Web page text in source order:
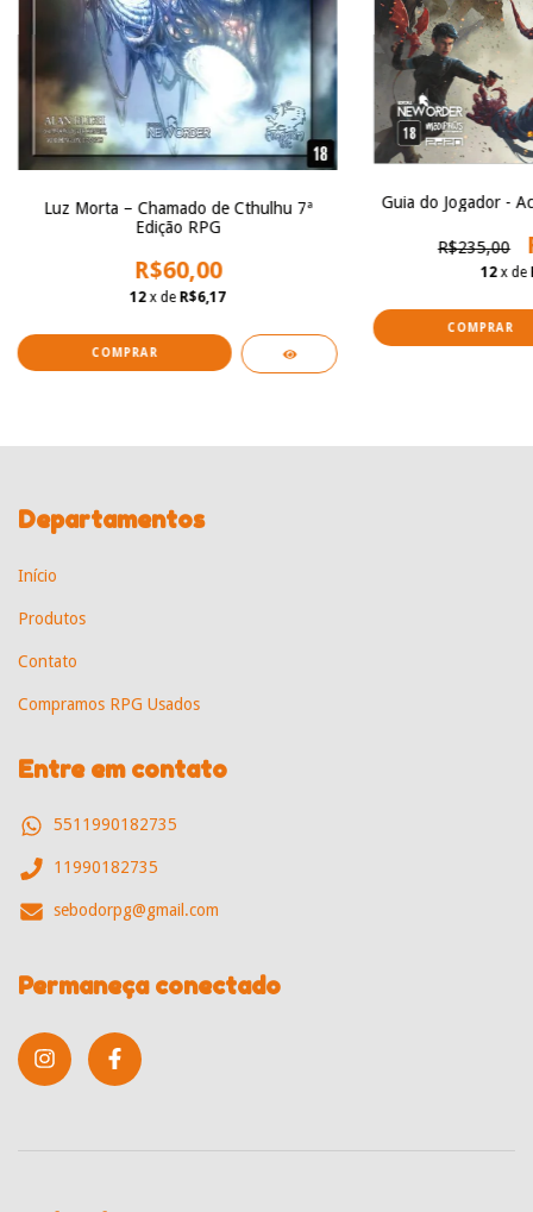
Luz Morta – Chamado de Cthulhu 7ª
Edição RPG
R$60,00
12 x de R$6,17
Guia do Jogador -
R$235,00
12 x de
Departamentos
Início
Produtos
Contato
Compramos RPG Usados
Entre em contato
5511990182735
11990182735
sebodorpg@gmail.com
Permaneça conectado